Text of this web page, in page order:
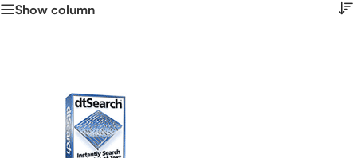
Show column